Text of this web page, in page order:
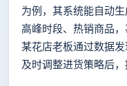
为例，其系统能自动
高峰时段、热销商品，
某花店老板通过数据发
及时调整进货策略后，